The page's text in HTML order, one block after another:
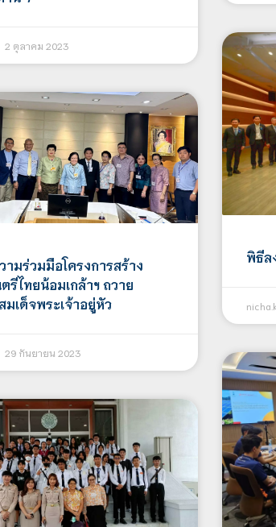
2 ตุลาคม 2023
มร่วมมือโครงการสร้าง
รีไทยน้อมเกล้าฯ ถวาย
เด็จพระเจ้าอยู่หัว
29 กันยายน 2023
พิธีล